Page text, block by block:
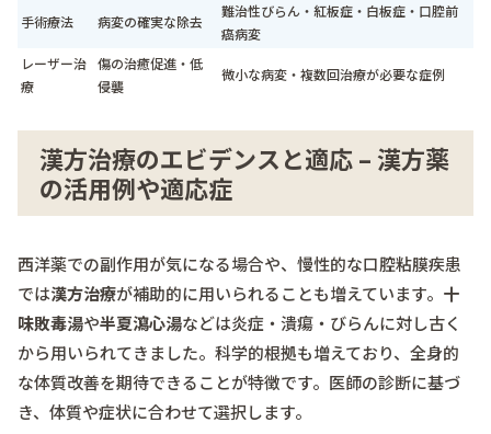
手術療法 病変の確実な除去
難治性びらん・紅板症・白板症・口腔前
癌病変
レーザー治
療
傷の治癒促進・低
侵襲
微小な病変・複数回治療が必要な症例
漢方治療のエビデンスと適応 – 漢方薬
の活用例や適応症
西洋薬での副作用が気になる場合や、慢性的な口腔粘膜疾患
では漢方治療が補助的に用いられることも増えています。 十
味敗毒湯や半夏瀉心湯などは炎症・潰瘍・びらんに対し古く
から用いられてきました。科学的根拠も増えており、全身的
な体質改善を期待できることが特徴です。医師の診断に基づ
き、体質や症状に合わせて選択します。